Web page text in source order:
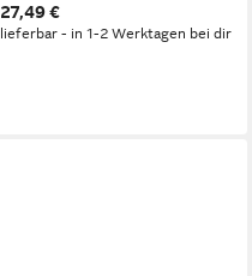
27,49 €
lieferbar - in 1-2 Werktagen bei dir